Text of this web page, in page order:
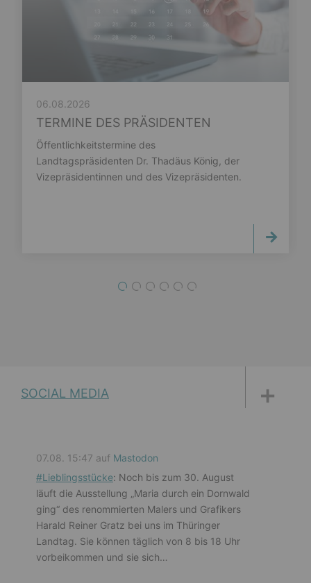
06.08.2026
TERMINE DES PRÄSIDENTEN
Öffentlichkeitstermine des
Landtagspräsidenten Dr. Thadäus König, der
Vizepräsidentinnen und des Vizepräsidenten.
1 2 3 4 5
SOCIAL MEDIA
07.08. 15:47 auf Mastodon
#Lieblingsstücke: Noch bis zum 30. August
läuft die Ausstellung „Maria durch ein Dornwald
ging“ des renommierten Malers und Grafikers
Harald Reiner Gratz bei uns im Thüringer
Landtag. Sie können täglich von 8 bis 18 Uhr
vorbeikommen und sie sich…